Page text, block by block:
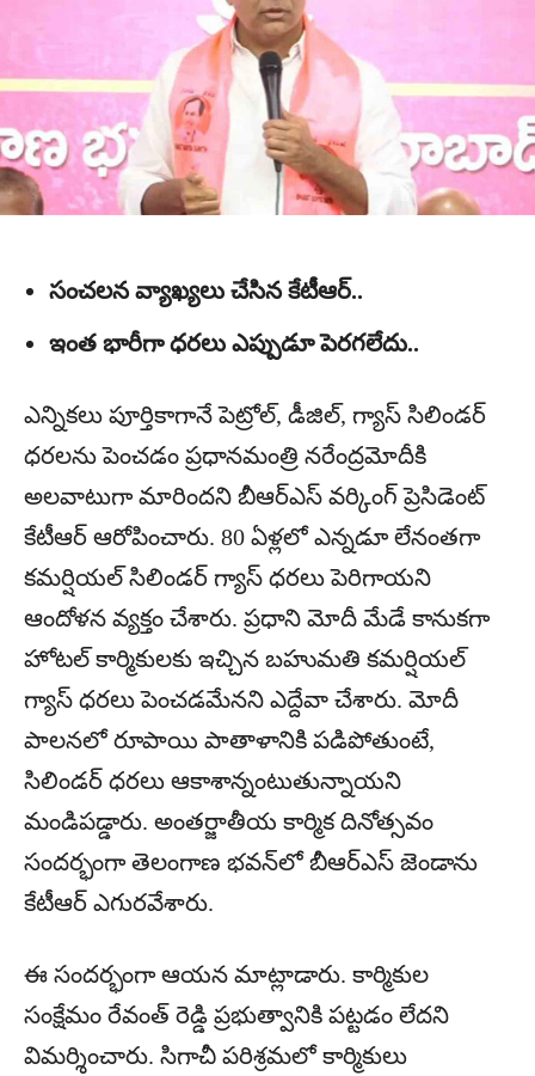
సంచలన వ్యాఖ్యలు చేసిన కేటీఆర్..
ఇంత భారీగా ధరలు ఎప్పుడూ పెరగలేదు..
ఎన్నికలు పూర్తికాగానే పెట్రోల్, డీజిల్, గ్యాస్ సిలిండర్
ధరలను పెంచడం ప్రధానమంత్రి నరేంద్రమోదీకి
అలవాటుగా మారిందని బీఆర్ఎస్ వర్కింగ్ ప్రెసిడెంట్
కేటీఆర్ ఆరోపించారు. 80 ఏళ్లలో ఎన్నడూ లేనంతగా
కమర్షియల్ సిలిండర్ గ్యాస్ ధరలు పెరిగాయని
ఆందోళన వ్యక్తం చేశారు. ప్రధాని మోదీ మేడే కానుకగా
హోటల్ కార్మికులకు ఇచ్చిన బహుమతి కమర్షియల్
గ్యాస్ ధరలు పెంచడమేనని ఎద్దేవా చేశారు. మోదీ
పాలనలో రూపాయి పాతాళానికి పడిపోతుంటే,
సిలిండర్ ధరలు ఆకాశాన్నంటుతున్నాయని
మండిపడ్డారు. అంతర్జాతీయ కార్మిక దినోత్సవం
సందర్భంగా తెలంగాణ భవన్‌లో బీఆర్ఎస్ జెండాను
కేటీఆర్ ఎగురవేశారు.
ఈ సందర్భంగా ఆయన మాట్లాడారు. కార్మికుల
సంక్షేమం రేవంత్ రెడ్డి ప్రభుత్వానికి పట్టడం లేదని
విమర్శించారు. సిగాచీ పరిశ్రమలో కార్మికులు